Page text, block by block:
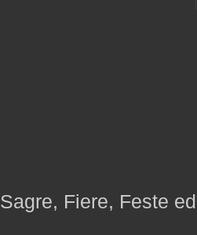
Sagre, Fiere, Feste